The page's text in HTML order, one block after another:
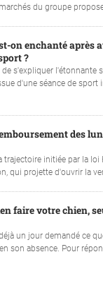
du groupe
on enchanté après
?
de s'expliquer l'étonnante
d'une séance de sport
des
trajectoire initiée par la loi
qui projette d'ouvrir la
faire votre chien,
un jour demandé ce
son absence. Pour